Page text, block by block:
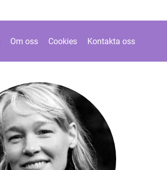
Om oss Cookies Kontakta oss